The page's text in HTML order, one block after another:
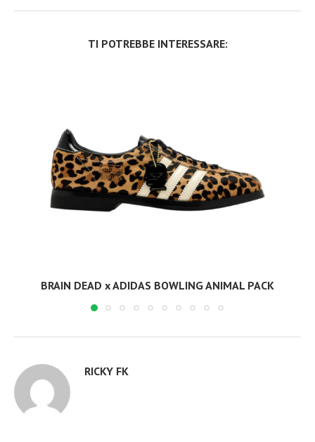
TI POTREBBE INTERESSARE:
BRAIN DEAD x ADIDAS BOWLING ANIMAL PACK
RICKY FK